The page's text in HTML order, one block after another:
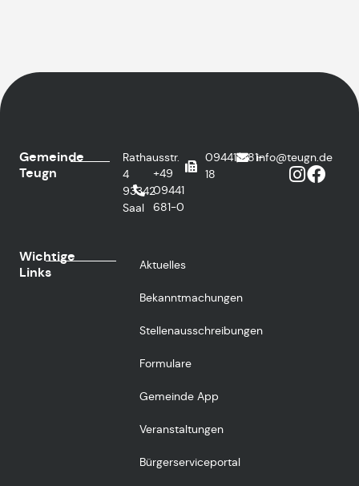
Gemeinde
Teugn
Rathausstr.
4
93342
Saal
+49
09441
681-0
09441/681-
18
info@teugn.de
Wichtige
Links
Aktuelles
Bekanntmachungen
Stellenausschreibungen
Formulare
Gemeinde App
Veranstaltungen
Bürgerserviceportal